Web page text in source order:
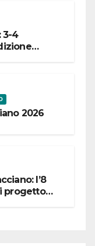
3-4
2026
l’8
progetto